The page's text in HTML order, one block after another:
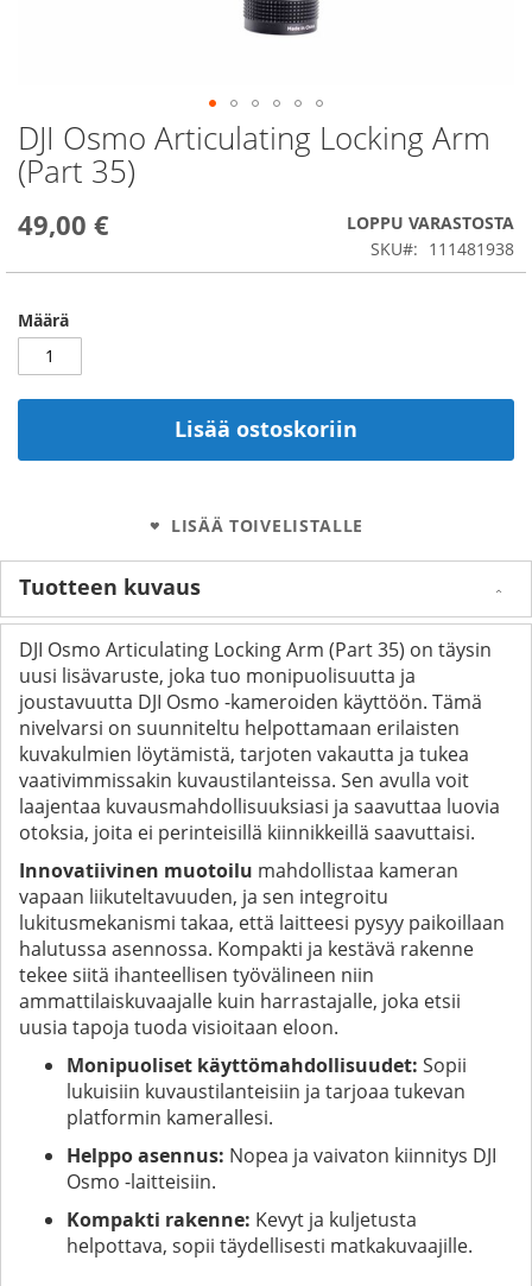
DJI Osmo Articulating Locking Arm
(Part 35)
49,00 €
LOPPU VARASTOSTA
SKU
111481938
Määrä
Lisää ostoskoriin
LISÄÄ TOIVELISTALLE
Skip
to
the
of
Tuotteen kuvaus
DJI Osmo Articulating Locking Arm (Part 35) on täysin
uusi lisävaruste, joka tuo monipuolisuutta ja
joustavuutta DJI Osmo -kameroiden käyttöön. Tämä
nivelvarsi on suunniteltu helpottamaan erilaisten
kuvakulmien löytämistä, tarjoten vakautta ja tukea
vaativimmissakin kuvaustilanteissa. Sen avulla voit
laajentaa kuvausmahdollisuuksiasi ja saavuttaa luovia
otoksia, joita ei perinteisillä kiinnikkeillä saavuttaisi.
Innovatiivinen muotoilu mahdollistaa kameran
vapaan liikuteltavuuden, ja sen integroitu
lukitusmekanismi takaa, että laitteesi pysyy paikoillaan
halutussa asennossa. Kompakti ja kestävä rakenne
tekee siitä ihanteellisen työvälineen niin
ammattilaiskuvaajalle kuin harrastajalle, joka etsii
uusia tapoja tuoda visioitaan eloon.
Monipuoliset käyttömahdollisuudet: Sopii
lukuisiin kuvaustilanteisiin ja tarjoaa tukevan
platformin kamerallesi.
Helppo asennus: Nopea ja vaivaton kiinnitys DJI
Osmo -laitteisiin.
Kompakti rakenne: Kevyt ja kuljetusta
helpottava, sopii täydellisesti matkakuvaajille.